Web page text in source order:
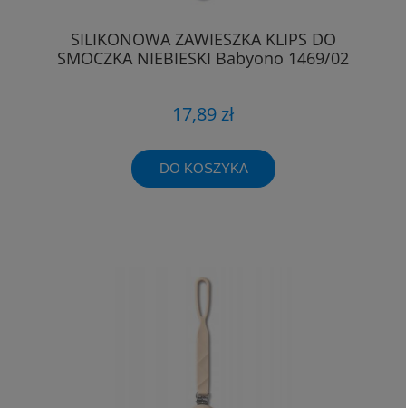
SILIKONOWA ZAWIESZKA KLIPS DO
SMOCZKA NIEBIESKI Babyono 1469/02
17,89 zł
DO KOSZYKA